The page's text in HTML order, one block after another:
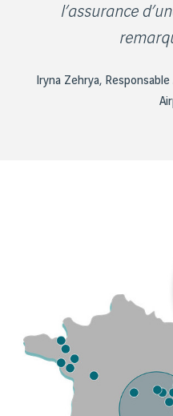
l’assurance
Iryna Zehrya,